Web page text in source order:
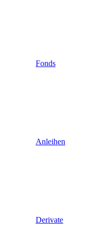
Fonds
Anleihen
Derivate